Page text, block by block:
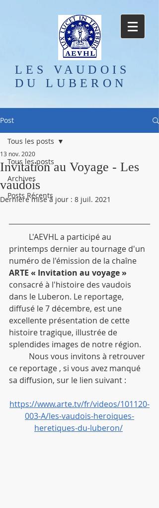
LES VAUDOIS
DU LUBERON
Post
Tous les posts
Archives
Posts Récents
Tous les posts
Invitation au Voyage - Les
vaudois
13 nov. 2020
Dernière mise à jour : 8 juil. 2021
printemps dernier au tournage d'un
numéro de l'émission de la chaîne
ARTE « Invitation au voyage »
consacré à l'histoire des vaudois
dans le Luberon. Le reportage,
diffusé le 7 décembre, est une
excellente présentation de cette
histoire tragique, illustrée de
splendides images de notre région.
ce reportage , si vous avez manqué
sa diffusion, sur le lien suivant :
https://www.arte.tv/fr/videos/101120-
003-A/les-vaudois-heroiques-
heretiques-du-luberon/